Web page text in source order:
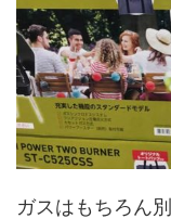
ガスはもちろん